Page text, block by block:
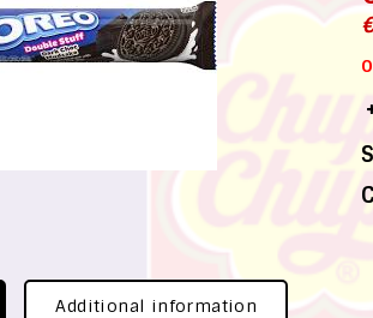
Additional information